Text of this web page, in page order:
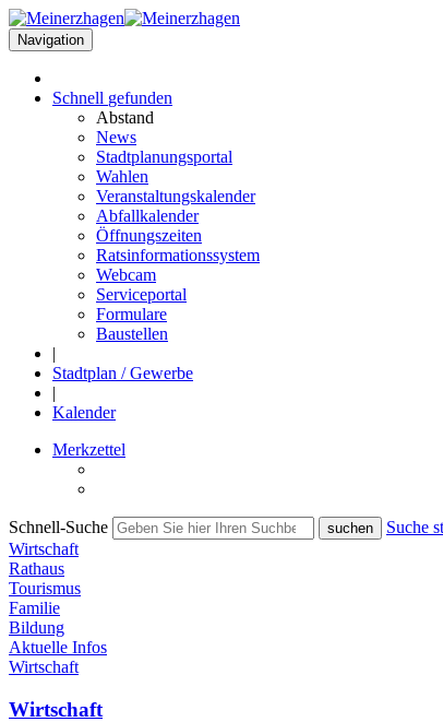
Navigation
Schnell gefunden
Abstand
News
Stadtplanungsportal
Wahlen
Veranstaltungskalender
Abfallkalender
Öffnungszeiten
Ratsinformationssystem
Webcam
Serviceportal
Formulare
Baustellen
|
Stadtplan / Gewerbe
|
Kalender
Merkzettel
Schnell-Suche
Suche
Wirtschaft
Rathaus
Tourismus
Familie
Bildung
Aktuelle Infos
Wirtschaft
Wirtschaft